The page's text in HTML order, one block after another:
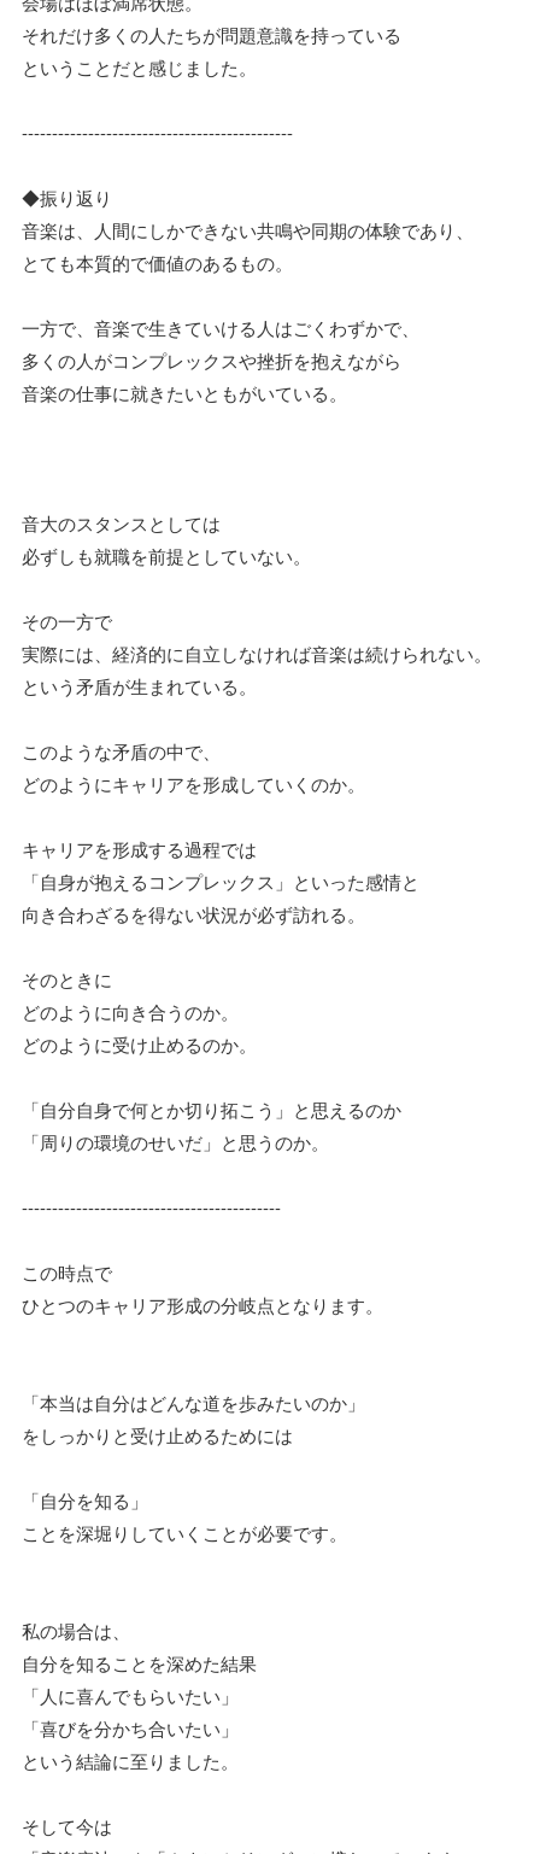
それだけ多くの人たちが問題意識を持っている
ということだと感じました。
---------------------------------------------
◆振り返り
音楽は、人間にしかできない共鳴や同期の体験であり、
とても本質的で価値のあるもの。
一方で、音楽で生きていける人はごくわずかで、
多くの人がコンプレックスや挫折を抱えながら
音楽の仕事に就きたいともがいている。
音大のスタンスとしては
必ずしも就職を前提としていない。
その一方で
実際には、経済的に自立しなければ音楽は続けられない。
という矛盾が生まれている。
このような矛盾の中で、
どのようにキャリアを形成していくのか。
キャリアを形成する過程では
「自身が抱えるコンプレックス」といった感情と
向き合わざるを得ない状況が必ず訪れる。
そのときに
どのように向き合うのか。
どのように受け止めるのか。
「自分自身で何とか切り拓こう」と思えるのか
「周りの環境のせいだ」と思うのか。
-------------------------------------------
この時点で
ひとつのキャリア形成の分岐点となります。
「本当は自分はどんな道を歩みたいのか」
をしっかりと受け止めるためには
「自分を知る」
ことを深堀りしていくことが必要です。
私の場合は、
自分を知ることを深めた結果
「人に喜んでもらいたい」
「喜びを分かち合いたい」
という結論に至りました。
そして今は